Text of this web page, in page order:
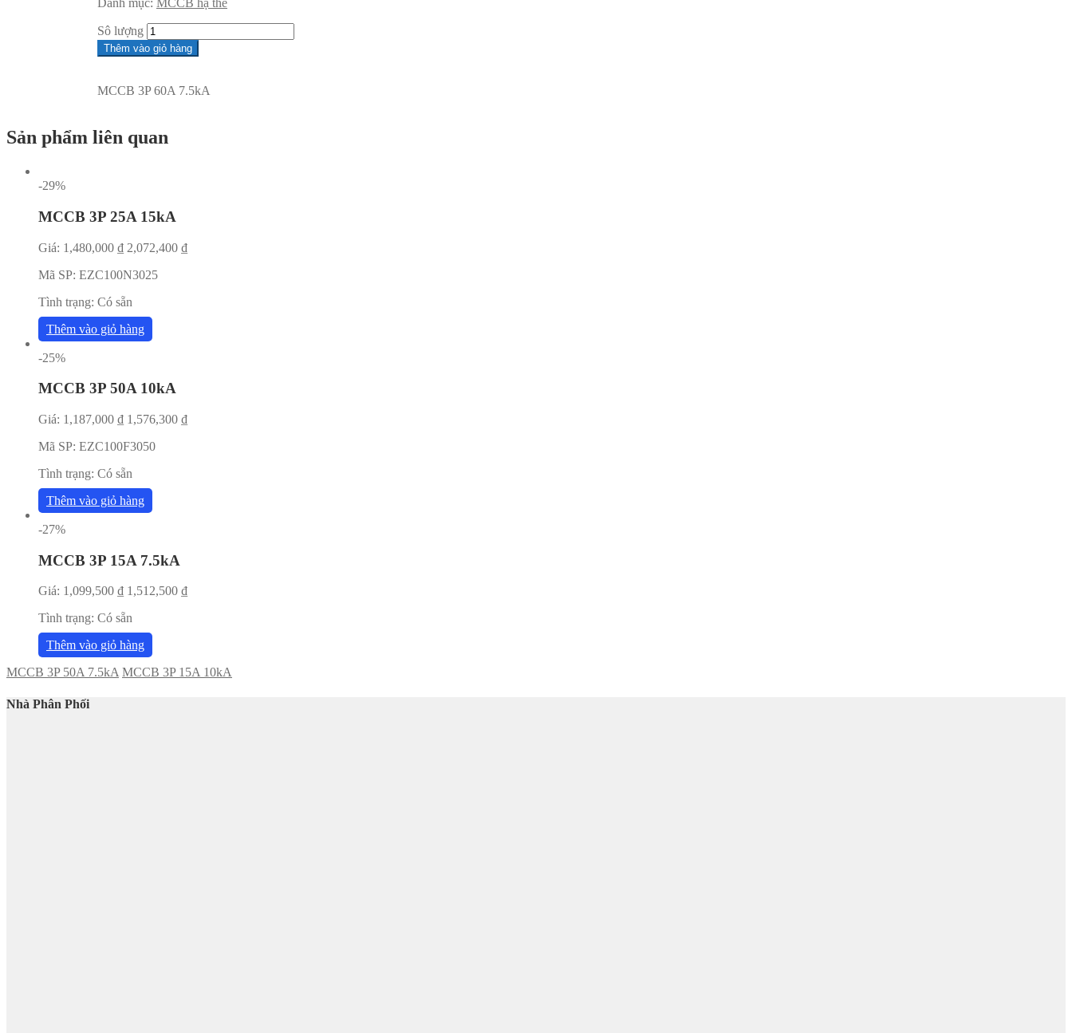
Danh mục: MCCB hạ thế
Sô lượng
Thêm vào giỏ hàng
MCCB 3P 60A 7.5kA
Sản phẩm liên quan
-29%
MCCB 3P 25A 15kA
Giá: 1,480,000 ₫ 2,072,400 ₫
Mã SP: EZC100N3025
Tình trạng: Có sẵn
Thêm vào giỏ hàng
-25%
MCCB 3P 50A 10kA
Giá: 1,187,000 ₫ 1,576,300 ₫
Mã SP: EZC100F3050
Tình trạng: Có sẵn
Thêm vào giỏ hàng
-27%
MCCB 3P 15A 7.5kA
Giá: 1,099,500 ₫ 1,512,500 ₫
Tình trạng: Có sẵn
Thêm vào giỏ hàng
MCCB 3P 50A 7.5kA MCCB 3P 15A 10kA
Nhà Phân Phối